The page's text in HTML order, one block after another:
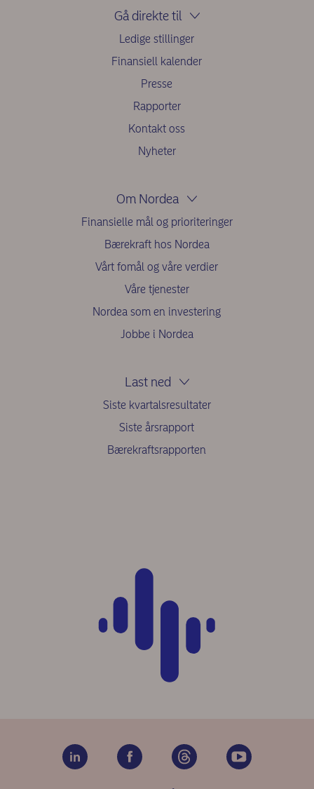
Gå direkte til
Ledige stillinger
Finansiell kalender
Presse
Rapporter
Kontakt oss
Nyheter
Om Nordea
Finansielle mål og prioriteringer
Bærekraft hos Nordea
Vårt fomål og våre verdier
Våre tjenester
Nordea som en investering
Jobbe i Nordea
Last ned
Siste kvartalsresultater
Siste årsrapport
Bærekraftsrapporten